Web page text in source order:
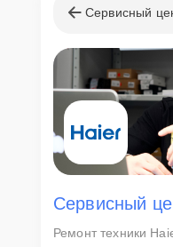
Сервисный
Сервисный
Ремонт техники